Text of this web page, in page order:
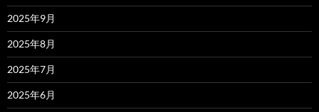
2025年9月
2025年8月
2025年7月
2025年6月